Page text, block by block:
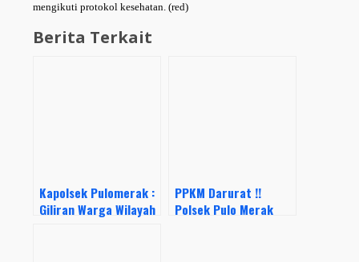
mengikuti protokol kesehatan. (red)
Berita Terkait
Kapolsek Pulomerak :
Giliran Warga Wilayah
PPKM Darurat !!
Polsek Pulo Merak